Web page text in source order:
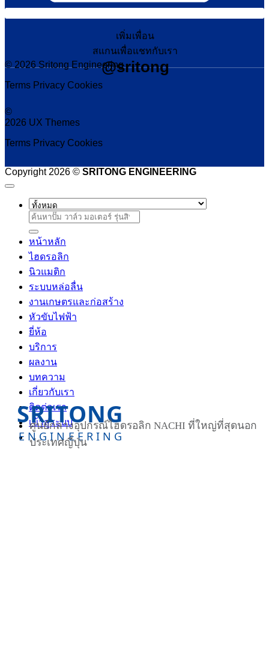
เพิ่มเพื่อน
สแกนเพื่อแชทกับเรา
@sritong
© 2026 Sritong Engineering
Terms Privacy Cookies
©
2026 UX Themes
Terms Privacy Cookies
Copyright 2026 © SRITONG ENGINEERING
ค้นหา:
หน้าหลัก
ไฮดรอลิก
นิวแมติก
ระบบหล่อลื่น
งานเกษตรและก่อสร้าง
หัวขับไฟฟ้า
ยี่ห้อ
บริการ
ผลงาน
บทความ
เกี่ยวกับเรา
ติดต่อเรา
เข้าสู่ระบบ
ENGINEERING
SRITONG
ศูนย์กลางอุปกรณ์ไฮดรอลิก NACHI ที่ใหญ่ที่สุดนอก
ประเทศญี่ปุ่น